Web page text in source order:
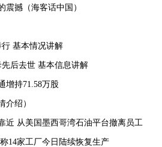
震撼（海客话中国）
基本情况讲解
后去世 基本信息讲解
增持71.58万股
介绍）
近 从美国墨西哥湾石油平台撤离员工
14家工厂今日陆续恢复生产